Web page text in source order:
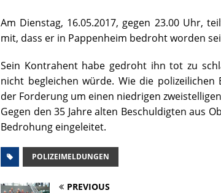
Am Dienstag, 16.05.2017, gegen 23.00 Uhr,
mit, dass er in Pappenheim bedroht worden
Sein Kontrahent habe gedroht ihn tot zu
nicht begleichen würde. Wie die
der Forderung um einen niedrigen zweistelligen
Gegen den 35 Jahre alten Beschuldigten aus
Bedrohung eingeleitet.
POLIZEIMELDUNGEN
PREVIOUS